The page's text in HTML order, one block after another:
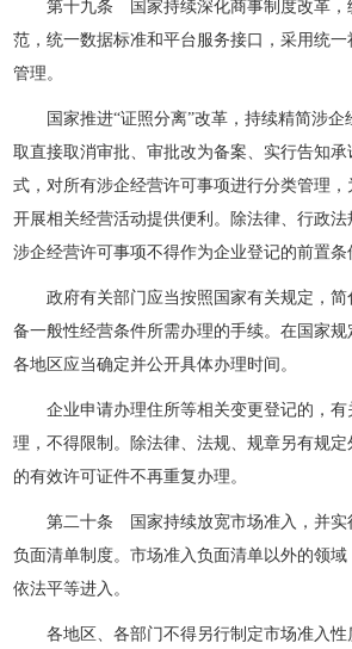
第十九条 国家持续深化商事制度改革，
范，统一数据标准和平台服务接口，采用统
管理。
国家推进“证照分离”改革，持续精简涉
取直接取消审批、审批改为备案、实行告知
式，对所有涉企经营许可事项进行分类管理
开展相关经营活动提供便利。除法律、行政法
涉企经营许可事项不得作为企业登记的前置条
政府有关部门应当按照国家有关规定，
备一般性经营条件所需办理的手续。在国家规
各地区应当确定并公开具体办理时间。
企业申请办理住所等相关变更登记的，
理，不得限制。除法律、法规、规章另有规
的有效许可证件不再重复办理。
第二十条 国家持续放宽市场准入，并实
负面清单制度。市场准入负面清单以外的领
依法平等进入。
各地区、各部门不得另行制定市场准入性